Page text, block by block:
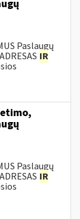
Paslaugų
IR
Paslaugų
IR